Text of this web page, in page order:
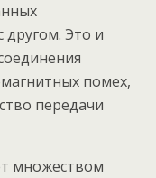
другом. Это и
помех,
передачи
множеством